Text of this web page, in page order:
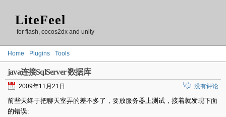
LiteFeel
for flash, cocos2dx and unity
Home Plugins Tools
java连接SqlServer 数据库
2009年11月21日 没有评论
前些天终于把聊天室弄的差不多了，要放服务器上测试，接着就发现下面
的错误: